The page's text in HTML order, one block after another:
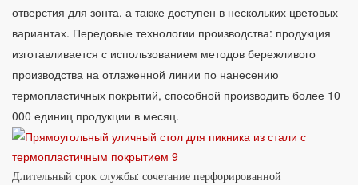
отверстия для зонта, а также доступен в нескольких цветовых
вариантах. Передовые технологии производства: продукция
изготавливается с использованием методов бережливого
производства на отлаженной линии по нанесению
термопластичных покрытий, способной производить более 10
000 единиц продукции в месяц.
Длительный срок службы: сочетание перфорированной